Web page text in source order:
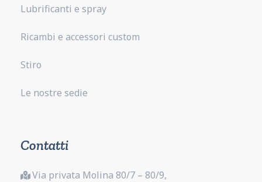
Lubrificanti e spray
Ricambi e accessori custom
Stiro
Le nostre sedie
Contatti
Via privata Molina 80/7 – 80/9,